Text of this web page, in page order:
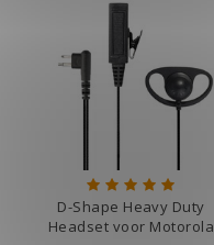
D-Shape Heavy Duty
Headset voor Motorola